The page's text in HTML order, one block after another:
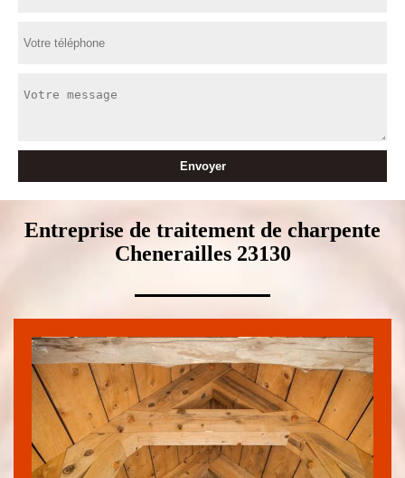
Entreprise de traitement de charpente
Chenerailles 23130